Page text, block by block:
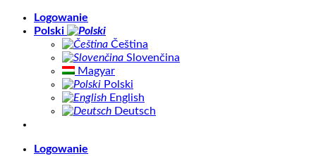
Skip
Logowanie
Polski
Čeština
Slovenčina
Magyar
Polski
English
Deutsch
Logowanie